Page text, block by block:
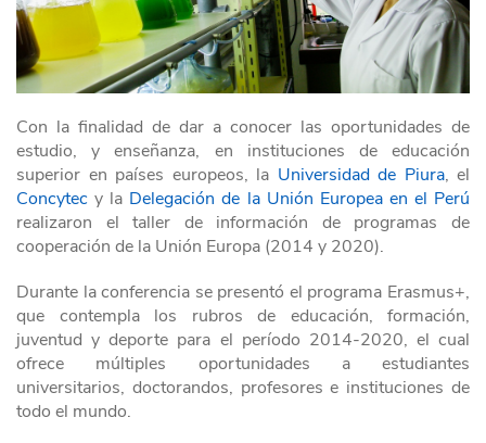
Con la finalidad de dar a conocer las oportunidades de
estudio, y enseñanza, en instituciones de educación
superior en países europeos, la Universidad de Piura, el
Concytec y la Delegación de la Unión Europea en el Perú
realizaron el taller de información de programas de
cooperación de la Unión Europa (2014 y 2020).
Durante la conferencia se presentó el programa Erasmus+,
que contempla los rubros de educación, formación,
juventud y deporte para el período 2014-2020, el cual
ofrece múltiples oportunidades a estudiantes
universitarios, doctorandos, profesores e instituciones de
todo el mundo.